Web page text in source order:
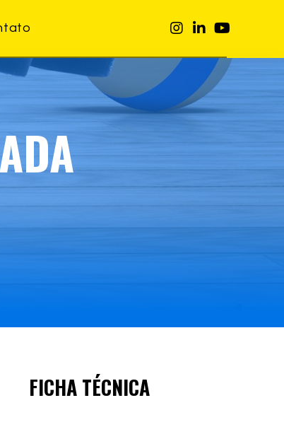
FICHA TÉCNICA